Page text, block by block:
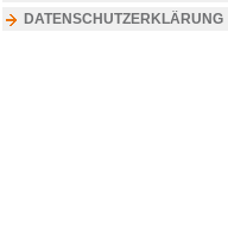
DATENSCHUTZERKLÄRUNG